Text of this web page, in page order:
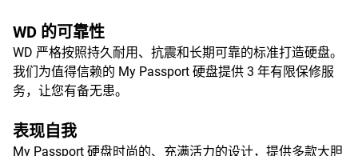
WD 的可靠性
WD 严格按照持久耐用、抗震和长期可靠的标准打造硬盘。
我们为值得信赖的 My Passport 硬盘提供 3 年有限保修服
务，让您有备无患。
表现自我
My Passport 硬盘时尚的、充满活力的设计，提供多款大胆